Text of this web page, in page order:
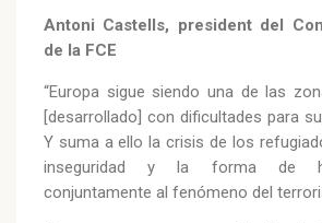
Antoni Castells, president del
de la FCE
“Europa sigue siendo una de las
[desarrollado] con dificultades para
Y suma a ello la crisis de los
inseguridad y la forma de
conjuntamente al fenómeno del